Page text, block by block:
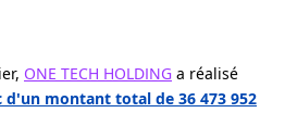
ONE TECH HOLDING a réalisé
d'un montant total de 36 473 952